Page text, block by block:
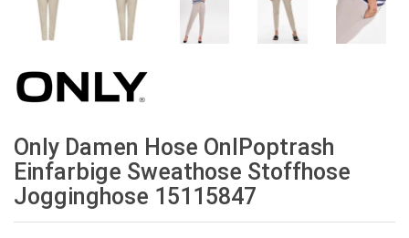
Only Damen Hose OnlPoptrash
Einfarbige Sweathose Stoffhose
Jogginghose 15115847